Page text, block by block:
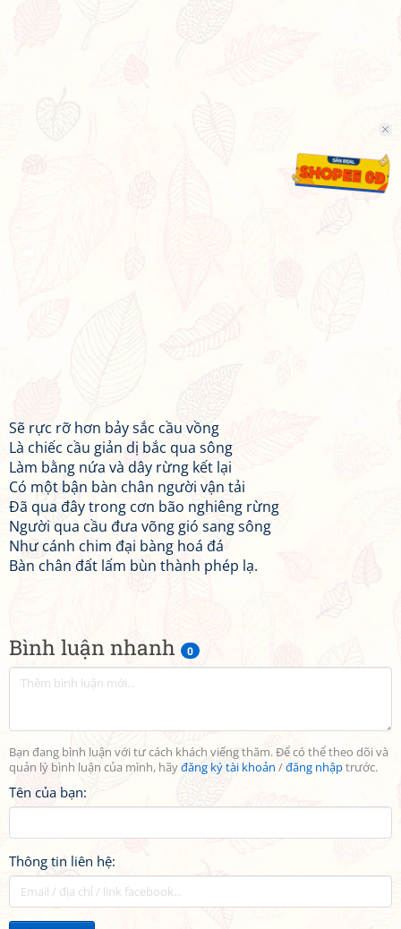
Bình luận nhanh 0
Bạn đang bình luận với tư cách khách viếng thăm. Để có thể theo dõi và
quản lý bình luận của mình, hãyđăng ký tài khoản /đăng nhậptrước.
Tên của bạn:
Thông tin liên hệ:
Sẽ rực rỡ hơn bảy sắc cầu vồng
Là chiếc cầu giản dị bắc qua sông
Làm bằng nứa và dây rừng kết lại
Có một bận bàn chân người vận tải
Đã qua đây trong cơn bão nghiêng rừng
Người qua cầu đưa võng gió sang sông
Như cánh chim đại bàng hoá đá
Bàn chân đất lấm bùn thành phép lạ.